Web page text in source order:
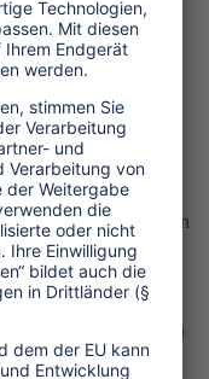
unsere Arbeits- und
diese
kaum für unseren
wird es, wenn
und
Innovationen
zu verringern. So
höhere Ernteerträge
abgelegenen Gebieten
werden
zahlreiche